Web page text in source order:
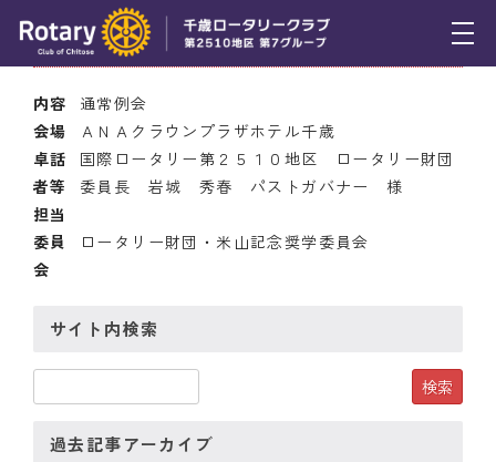
トピックス
例会報告
活動報告
理事会報告
年間プログラム
組織図
2010年11月11日(木) 12:30
内容
通常例会
会場
ＡＮＡクラウンプラザホテル千歳
卓話
者等
国際ロータリー第２５１０地区 ロータリー財団
委員長 岩城 秀春 パストガバナー 様
担当
委員
会
ロータリー財団・米山記念奨学委員会
サイト内検索
過去記事アーカイブ